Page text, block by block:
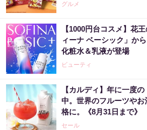
グルメ
【1000円台コスメ】花
ィーナ ベーシック」か
化粧水＆乳液が登場
ビューティ
【カルディ】年に一度
中。世界のフルーツや
格に。《8月31日まで》
セール